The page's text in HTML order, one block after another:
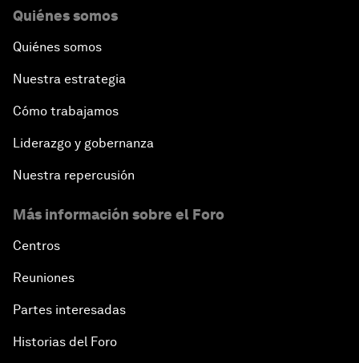
Quiénes somos
Quiénes somos
Nuestra estrategia
Cómo trabajamos
Liderazgo y gobernanza
Nuestra repercusión
Más información sobre el Foro
Centros
Reuniones
Partes interesadas
Historias del Foro